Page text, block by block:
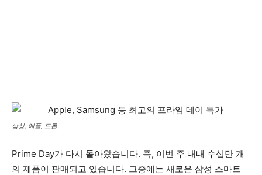
삼성, 애플, 드롭
Prime Day가 다시 돌아왔습니다. 즉, 이번 주 내내 수십만 개
의 제품이 판매되고 있습니다. 그중에는 새로운 삼성 스마트